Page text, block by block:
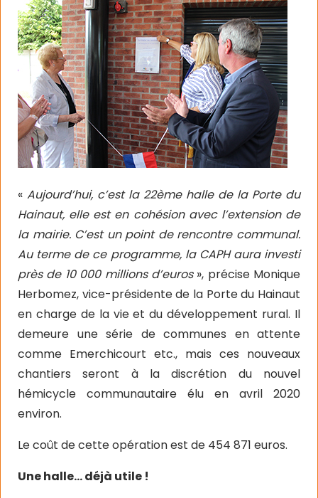
« Aujourd’hui, c’est la 22ème halle de la Porte du
Hainaut, elle est en cohésion avec l’extension de
la mairie. C’est un point de rencontre communal.
Au terme de ce programme, la CAPH aura investi
près de 10 000 millions d’euros», précise Monique
Herbomez, vice-présidente de la Porte du Hainaut
en charge de la vie et du développement rural. Il
demeure une série de communes en attente
comme Emerchicourt etc., mais ces nouveaux
chantiers seront à la discrétion du nouvel
hémicycle communautaire élu en avril 2020
environ.
Le coût de cette opération est de 454 871 euros.
Une halle… déjà utile !